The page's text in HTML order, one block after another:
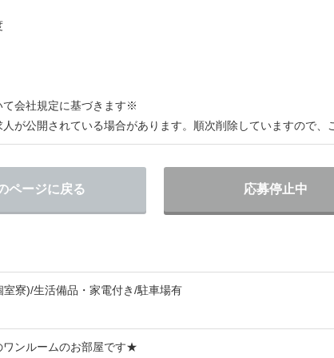
会社規定に基づきます※
が公開されている場合があります。順次削除していますので、
ページに戻る 応募停止中
室寮)/生活備品・家電付き/駐車場有
ワンルームのお部屋です★